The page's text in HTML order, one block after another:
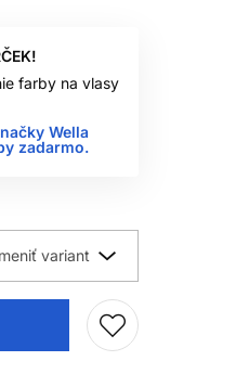
farby na vlasy
Wella
zadarmo.